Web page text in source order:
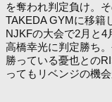
を奪われ判定負け。
TAKEDA GYMに移籍
NJKFの大会で2月と4
高橋幸光に判定勝ち
勝っている憂也との
ってもリベンジの機